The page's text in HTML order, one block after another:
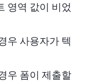
영역 값이 비었
우 사용자가 텍
우 폼이 제출할